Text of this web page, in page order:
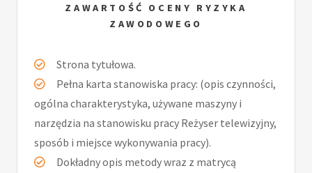
ZAWARTOŚĆ OCENY RYZYKA
ZAWODOWEGO
Strona tytułowa.
Pełna karta stanowiska pracy: (opis czynności,
ogólna charakterystyka, używane maszyny i
narzędzia na stanowisku pracy Reżyser telewizyjny,
sposób i miejsce wykonywania pracy).
Dokładny opis metody wraz z matrycą